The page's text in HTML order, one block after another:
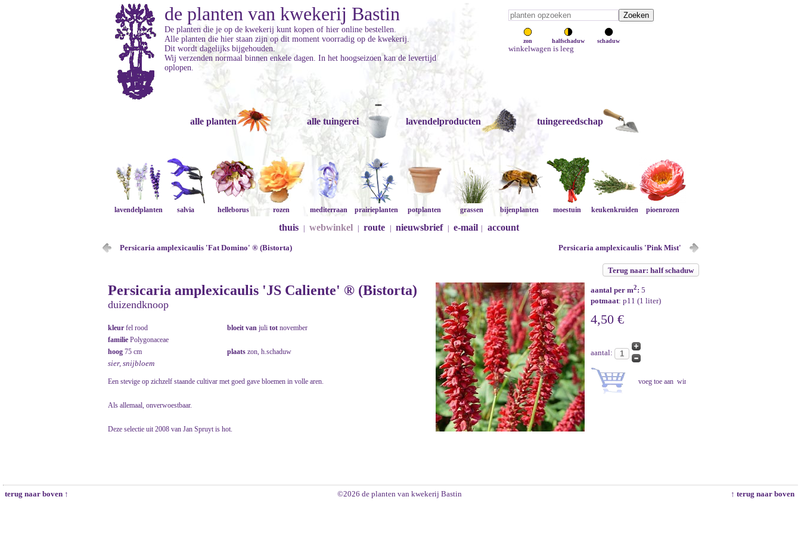
zon halfschaduw schaduw
winkelwagen is leeg
de planten van kwekerij Bastin
De planten die je op de kwekerij kunt kopen of hier online bestellen.
Alle planten die hier staan zijn op dit moment voorradig op de kwekerij.
Dit wordt dagelijks bijgehouden.
Wij verzenden normaal binnen enkele dagen. In het hoogseizoen kan de levertijd
oplopen.
alle planten alle tuingerei lavendelproducten tuingereedschap
lavendelplanten salvia helleborus rozen mediterraan prairieplanten potplanten grassen bijenplanten moestuin keukenkruiden pioenrozen
thuis webwinkel route nieuwsbrief e-mail account
Persicaria amplexicaulis 'Fat Domino' ® (Bistorta) Persicaria amplexicaulis 'Pink Mist'
Terug naar: half schaduw
Persicaria amplexicaulis 'JS Caliente' ® (Bistorta)
duizendknoop
kleur fel rood bloeit van juli tot november
familie Polygonaceae
hoog 75 cm plaats zon, h.schaduw
sier, snijbloem
Een stevige op zichzelf staande cultivar met goed gave bloemen in volle aren.
Als allemaal, onverwoestbaar.
Deze selectie uit 2008 van Jan Spruyt is hot.
aantal per m2: 5
potmaat: p11 (1 liter)
4,50 €
aantal:
terug naar boven ↑ ©2026 de planten van kwekerij Bastin ↑ terug naar boven